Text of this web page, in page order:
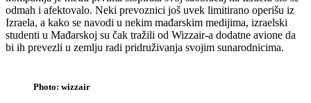
odmah i afektovalo. Neki prevoznici još uvek limitirano operišu iz
Izraela, a kako se navodi u nekim mađarskim medijima, izraelski
studenti u Mađarskoj su čak tražili od Wizzair-a dodatne avione da
bi ih prevezli u zemlju radi pridruživanja svojim sunarodnicima.
Photo: wizzair